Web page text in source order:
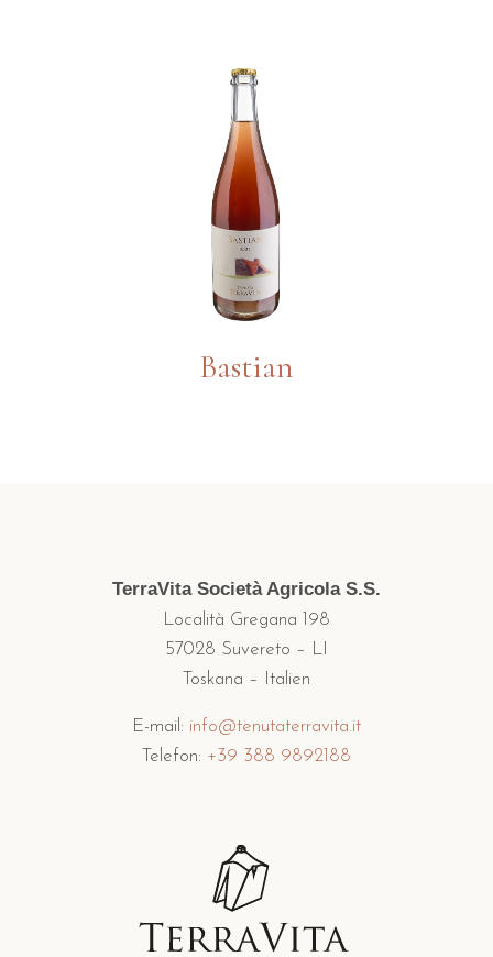
Bastian
TerraVita Società Agricola S.S.
Località Gregana 198
57028 Suvereto – LI
Toskana – Italien
E-mail: info@tenutaterravita.it
Telefon: +39 388 9892188